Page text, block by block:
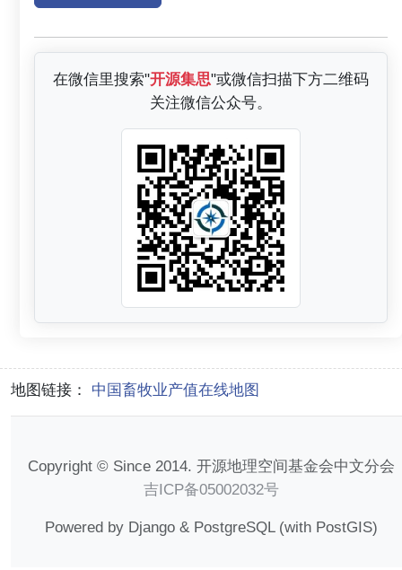
在微信里搜索"开源集思"或微信扫描下方二维码
关注微信公众号。
地图链接： 中国畜牧业产值在线地图
Copyright © Since 2014. 开源地理空间基金会中文分会
吉ICP备05002032号
Powered by Django & PostgreSQL (with PostGIS)